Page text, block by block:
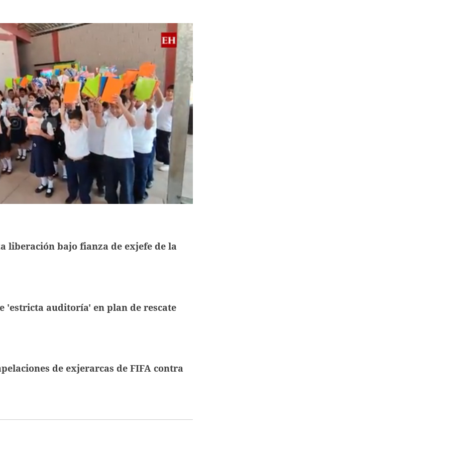
liberación bajo fianza de exjefe de la
'estricta auditoría' en plan de rescate
de exjerarcas de FIFA contra